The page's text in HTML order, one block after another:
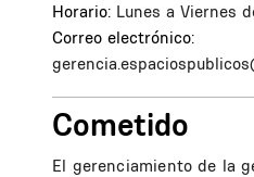
Horario: Lunes a Viernes
Correo electrónico:
Cometido
El gerenciamiento de la